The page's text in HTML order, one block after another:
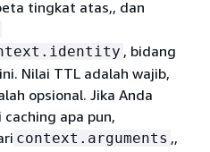
tingkat atas,, dan
, bidang
Nilai TTL adalah wajib,
opsional. Jika Anda
apa pun,
context.arguments ,,